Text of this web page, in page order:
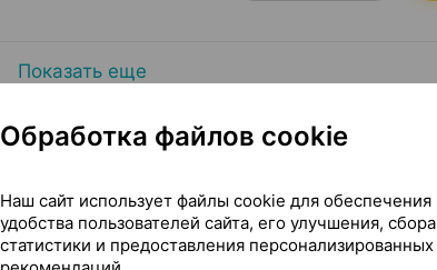
Показать еще
100 мг + 25 мг ×30, КРКА Словения
Обработка файлов cookie
Наш сайт использует файлы cookie для обеспечения
удобства пользователей сайта, его улучшения, сбора
статистики и предоставления персонализированных